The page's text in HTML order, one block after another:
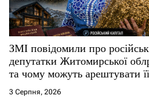
ЗМІ повідомили про
депутатки Житомирської
та чому можуть арештувати
3 Серпня, 2026